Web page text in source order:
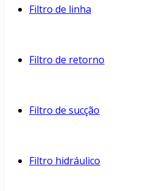
Filtro de linha
Filtro de retorno
Filtro de sucção
Filtro hidráulico